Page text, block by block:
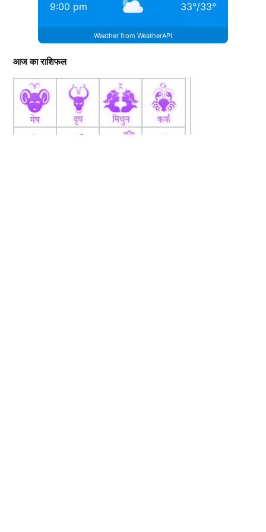
9:00 pm 33°/33°
Weather from WeatherAPI
आज का राशिफल